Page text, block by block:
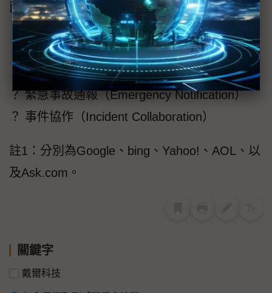
面提供的應用方案與服務包括：
？ 電子郵件的永續性（Email Continuity）
？ 電子郵件的備份存檔（Email Archive）
？ 電子郵件的安全性（Email Security）
？ 緊急事故通報（Emergency Notification）
？ 事件協作（Incident Collaboration）
註1：分別為Google、bing、Yahoo!、AOL、以
及Ask.com。
關鍵字
戴爾科技